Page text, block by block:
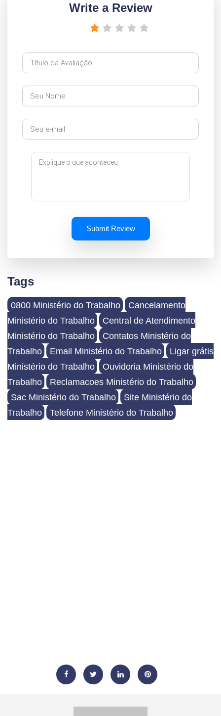
Write a Review
Submit Review
Tags
0800 Ministério do Trabalho
Cancelamento
Ministério do Trabalho
Central de Atendimento
Ministério do Trabalho
Contatos Ministério do
Trabalho
Email Ministério do Trabalho
Ligar grátis
Ministério do Trabalho
Ouvidoria Ministério do
Trabalho
Reclamacoes Ministério do Trabalho
Sac Ministério do Trabalho
Site Ministério do
Trabalho
Telefone Ministério do Trabalho